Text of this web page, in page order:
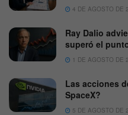
4 DE AGOSTO DE
Ray Dalio
superó el
1 DE AGOSTO DE
Las acciones
SpaceX?
5 DE AGOSTO DE